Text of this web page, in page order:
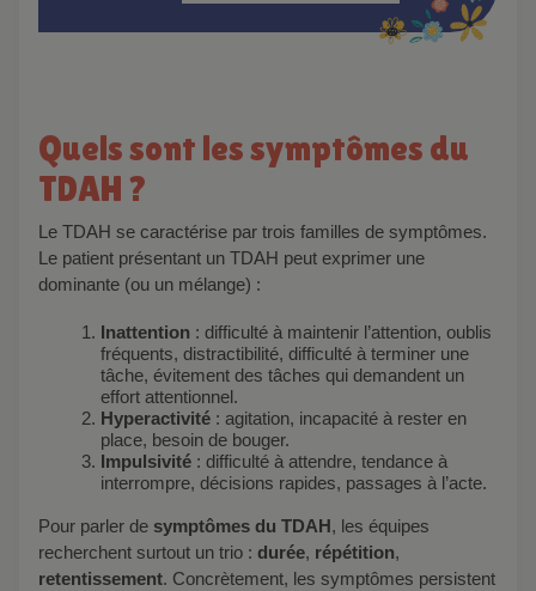
Quels sont les symptômes du
TDAH ?
Le TDAH se caractérise par trois familles de symptômes.
Le patient présentant un TDAH peut exprimer une
dominante (ou un mélange) :
Inattention : difficulté à maintenir l’attention, oublis
fréquents, distractibilité, difficulté à terminer une
tâche, évitement des tâches qui demandent un
effort attentionnel.
Hyperactivité : agitation, incapacité à rester en
place, besoin de bouger.
Impulsivité : difficulté à attendre, tendance à
interrompre, décisions rapides, passages à l’acte.
Pour parler de symptômes du TDAH, les équipes
recherchent surtout un trio : durée, répétition,
retentissement. Concrètement, les symptômes persistent